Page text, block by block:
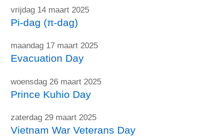
vrijdag 14 maart 2025
Pi-dag (π-dag)
maandag 17 maart 2025
Evacuation Day
woensdag 26 maart 2025
Prince Kuhio Day
zaterdag 29 maart 2025
Vietnam War Veterans Day